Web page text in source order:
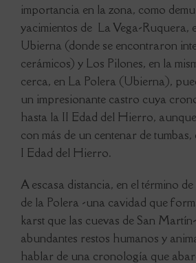
importancia en la zona, como
yacimientos de La Vega-Ruquera,
Ubierna (donde se encontraron
cerámicos) y Los Pilones, en la
cerca, en La Polera (Ubierna),
un impresionante castro cuya
hasta la II Edad del Hierro,
con más de un centenar de
I Edad del Hierro.
A escasa distancia, en el término
de la Polera -una cavidad que
karst que las cuevas de San
abundantes restos humanos y
hablar de una cronología que